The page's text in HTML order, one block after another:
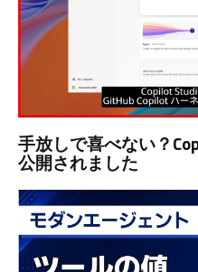
手放しで喜べない？
公開されました